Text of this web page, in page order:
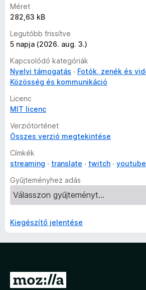
Méret
282,63 kB
Legutóbb frissítve
5 napja (2026. aug. 3.)
Kapcsolódó kategóriák
Nyelvi támogatás
Fotók, zenék és
Közösség és kommunikáció
Licenc
MIT licenc
Verziótörténet
Összes verzió megtekintése
Címkék
streaming
translate twitch
youtube
Gyűjteményhez adás
Kiegészítő jelentése
U